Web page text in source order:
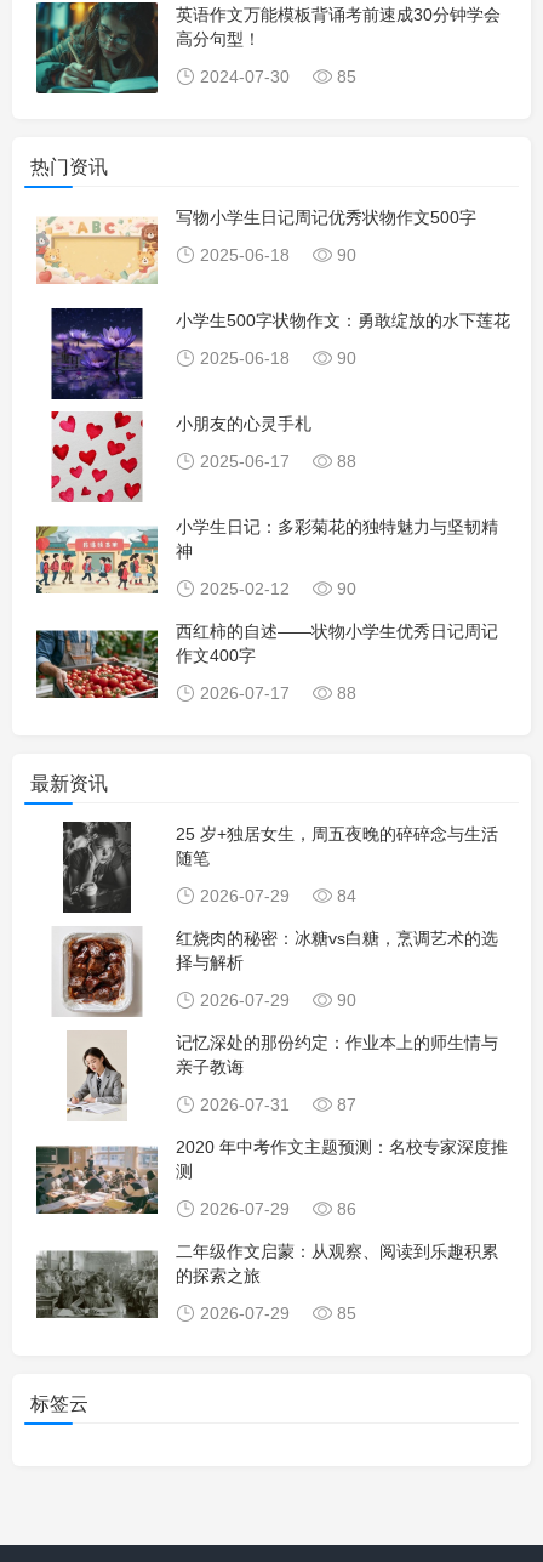
英语作文万能模板背诵考前速成30分钟学会
高分句型！
2024-07-30
85
热门资讯
写物小学生日记周记优秀状物作文500字
2025-06-18
90
小学生500字状物作文：勇敢绽放的水下莲花
2025-06-18
90
小朋友的心灵手札
2025-06-17
88
小学生日记：多彩菊花的独特魅力与坚韧精
神
2025-02-12
90
西红柿的自述——状物小学生优秀日记周记
作文400字
2026-07-17
88
最新资讯
25 岁+独居女生，周五夜晚的碎碎念与生活
随笔
2026-07-29
84
红烧肉的秘密：冰糖vs白糖，烹调艺术的选
择与解析
2026-07-29
90
记忆深处的那份约定：作业本上的师生情与
亲子教诲
2026-07-31
87
2020 年中考作文主题预测：名校专家深度推
测
2026-07-29
86
二年级作文启蒙：从观察、阅读到乐趣积累
的探索之旅
2026-07-29
85
标签云